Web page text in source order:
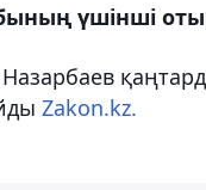
үшінші
Назарбаев
Zakon.kz.